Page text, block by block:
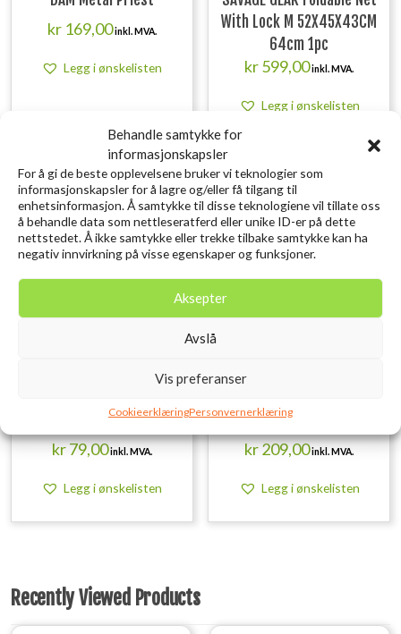
Behandle samtykke for
informasjonskapsler
For å gi de beste opplevelsene bruker vi teknologier som
informasjonskapsler for å lagre og/eller få tilgang til
enhetsinformasjon. Å samtykke til disse teknologiene vil tillate oss
å behandle data som nettleseratferd eller unike ID-er på dette
nettstedet. Å ikke samtykke eller trekke tilbake samtykke kan ha
negativ innvirkning på visse egenskaper og funksjoner.
Aksepter
Avslå
Vis preferanser
CookieerklæringPersonvernerklæring
kr169,00inkl. MVA.
Legg i ønskelisten
With Lock M 52X45X43CM
64cm 1pc
kr599,00inkl. MVA.
Legg i ønskelisten
SAVAGE GEAR Craft
Crawler 8.5CM 2.3G
kr79,00inkl. MVA.
Legg i ønskelisten
SAVAGE GEAR Lurebox 2
Smoke Combi Kit 3PCS
kr209,00inkl. MVA.
Legg i ønskelisten
Recently Viewed Products